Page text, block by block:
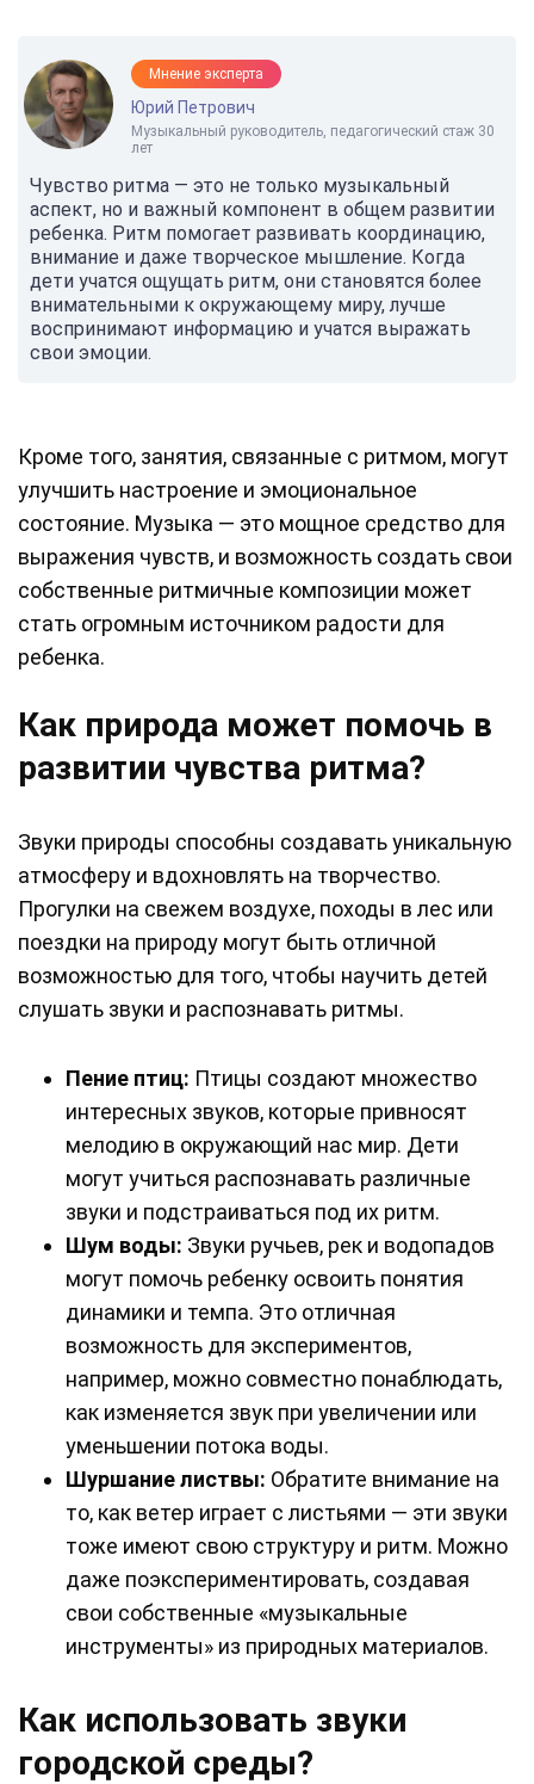
Мнение эксперта
Юрий Петрович
Музыкальный руководитель, педагогический стаж 30
лет
Чувство ритма — это не только музыкальный
аспект, но и важный компонент в общем развитии
ребенка. Ритм помогает развивать координацию,
внимание и даже творческое мышление. Когда
дети учатся ощущать ритм, они становятся более
внимательными к окружающему миру, лучше
воспринимают информацию и учатся выражать
свои эмоции.
Кроме того, занятия, связанные с ритмом, могут
улучшить настроение и эмоциональное
состояние. Музыка — это мощное средство для
выражения чувств, и возможность создать свои
собственные ритмичные композиции может
стать огромным источником радости для
ребенка.
Как природа может помочь в
развитии чувства ритма?
Звуки природы способны создавать уникальную
атмосферу и вдохновлять на творчество.
Прогулки на свежем воздухе, походы в лес или
поездки на природу могут быть отличной
возможностью для того, чтобы научить детей
слушать звуки и распознавать ритмы.
Пение птиц: Птицы создают множество
интересных звуков, которые привносят
мелодию в окружающий нас мир. Дети
могут учиться распознавать различные
звуки и подстраиваться под их ритм.
Шум воды: Звуки ручьев, рек и водопадов
могут помочь ребенку освоить понятия
динамики и темпа. Это отличная
возможность для экспериментов,
например, можно совместно понаблюдать,
как изменяется звук при увеличении или
уменьшении потока воды.
Шуршание листвы: Обратите внимание на
то, как ветер играет с листьями — эти звуки
тоже имеют свою структуру и ритм. Можно
даже поэкспериментировать, создавая
свои собственные «музыкальные
инструменты» из природных материалов.
Как использовать звуки
городской среды?